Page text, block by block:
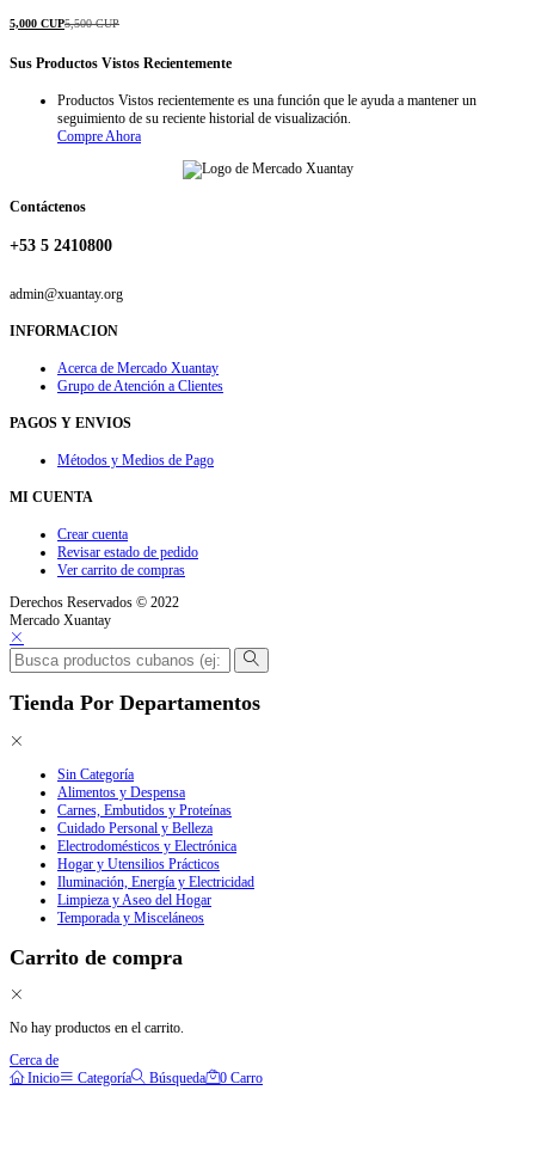
5,000 CUP5,500CUP
Sus Productos Vistos Recientemente
Productos Vistos recientemente es una función que le ayuda a mantener un
seguimiento de su reciente historial de visualización.
Compre Ahora
Contáctenos
+53 5 2410800
admin@xuantay.org
INFORMACION
Acerca de Mercado Xuantay
Grupo de Atención a Clientes
PAGOS Y ENVIOS
Métodos y Medios de Pago
MI CUENTA
Crear cuenta
Revisar estado de pedido
Ver carrito de compras
Derechos Reservados © 2022
Mercado Xuantay
Tienda Por Departamentos
Sin Categoría
Alimentos y Despensa
Carnes, Embutidos y Proteínas
Cuidado Personal y Belleza
Electrodomésticos y Electrónica
Hogar y Utensilios Prácticos
Iluminación, Energía y Electricidad
Limpieza y Aseo del Hogar
Temporada y Misceláneos
Carrito de compra
No hay productos en el carrito.
Cerca de
Inicio
Categoría Búsqueda 0 Carro